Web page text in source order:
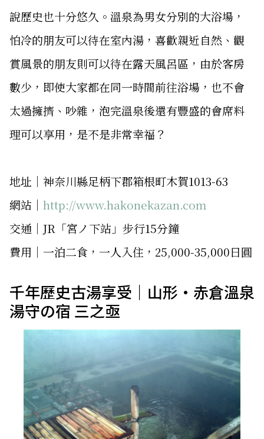
說歷史也十分悠久。溫泉為男女分別的大浴場，
怕冷的朋友可以待在室內湯，喜歡親近自然、觀
賞風景的朋友則可以待在露天風呂區，由於客房
數少，即使大家都在同一時間前往浴場，也不會
太過擁擠、吵雜，泡完溫泉後還有豐盛的會席料
理可以享用，是不是非常幸福？
地址│神奈川縣足柄下郡箱根町木賀1013-63
網站│ http://www.hakonekazan.com
交通│JR「宮ノ下站」步行15分鐘
費用│一泊二食，一人入住，25,000-35,000日圓
千年歷史古湯享受｜山形・赤倉溫泉
湯守の宿 三之亟